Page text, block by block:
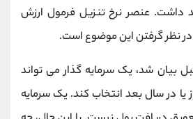
داشت. عنصر نرخ تنزیل فرمول ارزش
نظر گرفتن این موضوع است.
بیان شد، یک سرمایه گذار می تواند
را امروز یا در سال بعد انتخاب کند. یک سرمایه